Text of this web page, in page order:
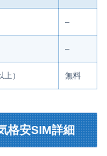
–
–
） 無料
格安SIM詳細